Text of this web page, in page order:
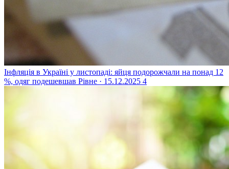
Інфляція в Україні у листопаді: яйця подорожчали на понад 12
%, одяг подешевшав Рівне · 15.12.2025 4